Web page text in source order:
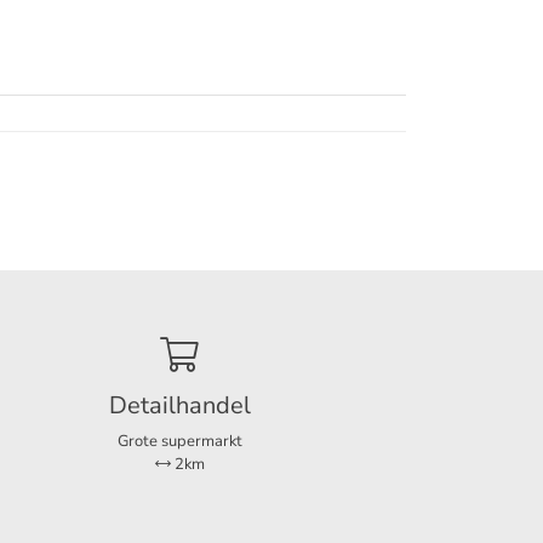
Detailhandel
Grote supermarkt
2km